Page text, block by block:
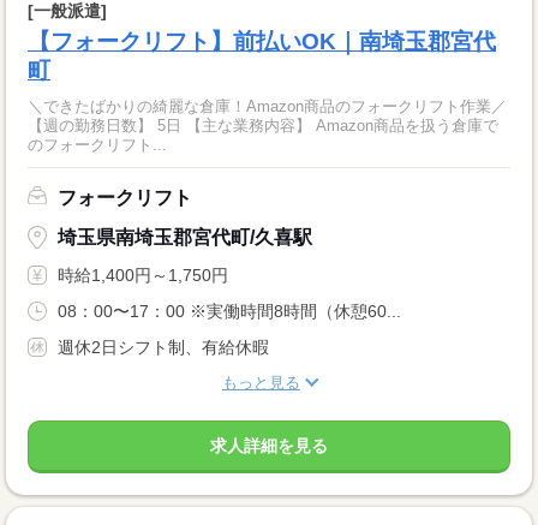
[一般派遣]
【フォークリフト】前払いOK｜南埼玉郡宮代
町
＼できたばかりの綺麗な倉庫！Amazon商品のフォークリフト作業／
【週の勤務日数】 5日 【主な業務内容】 Amazon商品を扱う倉庫で
のフォークリフト...
フォークリフト
埼玉県南埼玉郡宮代町/久喜駅
時給1,400円～1,750円
08：00〜17：00 ※実働時間8時間（休憩60...
週休2日シフト制、有給休暇
もっと見る
求人詳細を見る